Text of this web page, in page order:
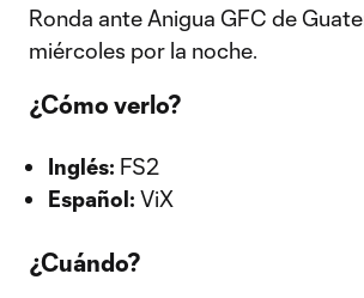
Ronda ante Anigua GFC de
miércoles por la noche.
¿Cómo verlo?
Inglés: FS2
Español: ViX
¿Cuándo?